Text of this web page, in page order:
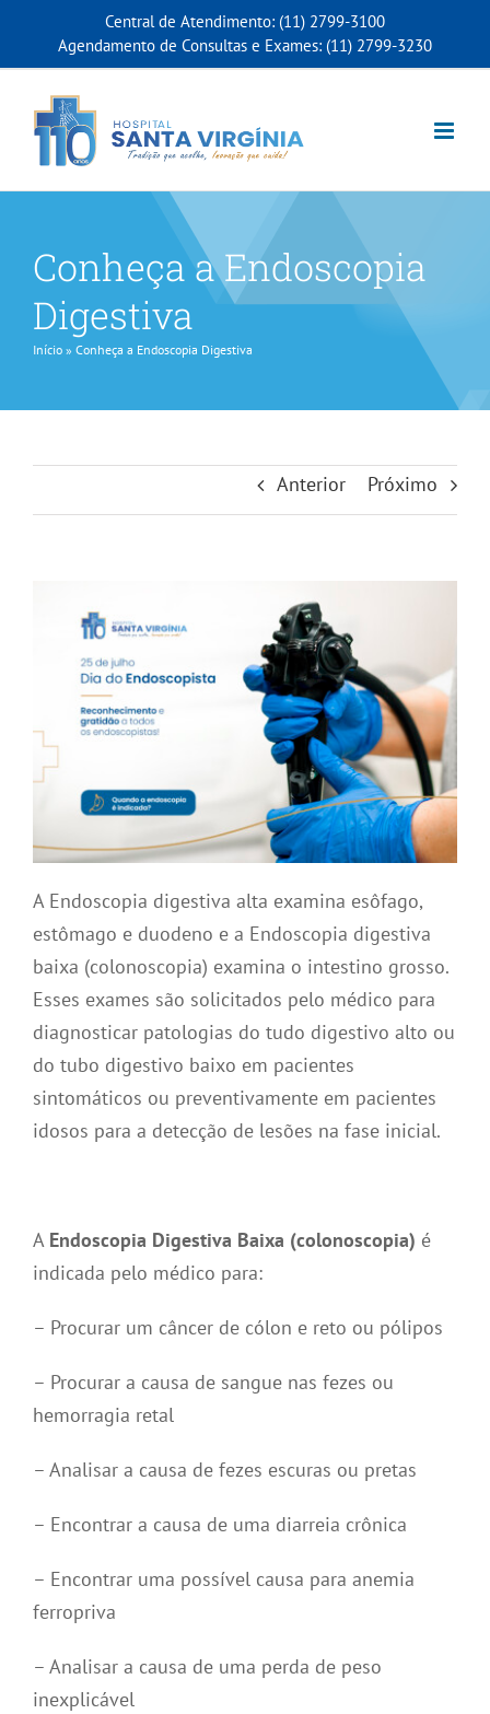
conteúdo
Central de Atendimento: (11) 2799-3100
Agendamento de Consultas e Exames: (11) 2799-3230
Conheça a Endoscopia
Digestiva
Início » Conheça a Endoscopia Digestiva
Anterior Próximo
A Endoscopia digestiva alta examina esôfago,
estômago e duodeno e a Endoscopia digestiva
baixa (colonoscopia) examina o intestino grosso.
Esses exames são solicitados pelo médico para
diagnosticar patologias do tudo digestivo alto ou
do tubo digestivo baixo em pacientes
sintomáticos ou preventivamente em pacientes
idosos para a detecção de lesões na fase inicial.
A Endoscopia Digestiva Baixa (colonoscopia) é
indicada pelo médico para:
– Procurar um câncer de cólon e reto ou pólipos
– Procurar a causa de sangue nas fezes ou
hemorragia retal
– Analisar a causa de fezes escuras ou pretas
– Encontrar a causa de uma diarreia crônica
– Encontrar uma possível causa para anemia
ferropriva
– Analisar a causa de uma perda de peso
inexplicável